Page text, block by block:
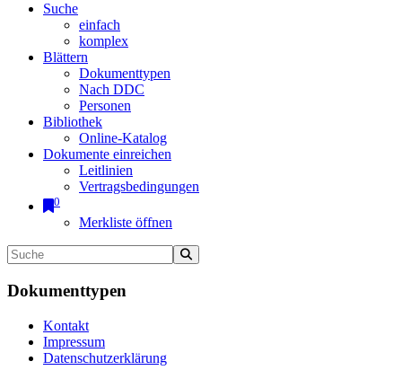
Suche
einfach
komplex
Blättern
Dokumenttypen
Nach DDC
Personen
Bibliothek
Online-Katalog
Dokumente einreichen
Leitlinien
Vertragsbedingungen
0
Merkliste öffnen
Dokumenttypen
Kontakt
Impressum
Datenschutzerklärung